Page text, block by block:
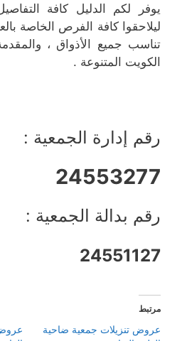
يوفر لكم الدليل كافة
ليلاحقوا كافة الفرص الخاصة
تناسب جميع الأذواق ،
الكويت المتنوعة .
رقم إدارة الجمعية :
24553277
رقم بدالة الجمعية :
24551127
مرتبط
عروض تنزيلات جمعية ضاحية